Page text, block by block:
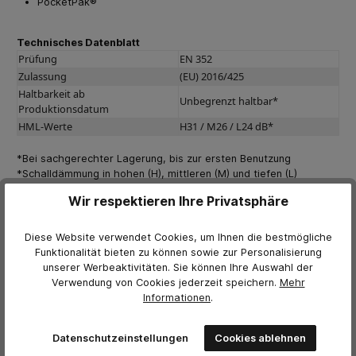
Technisches Datenblatt
Prüfung
EN 352
Zulassung
(EU) 2016/425
Haltbarkeit ab
Produktionsdatum
Unbegrenzt haltbar*
HML-Werte
H31 / M26 / L24 dB*
*Bei sachgerechter Lagerung, bis zur ersten Benutzung
*Schalldämmung in hohen (H), mittleren (M) und tiefen (L)
Weitere Herstellerinformationen
Lamellenstöpsel mit Luftpolsterspitze
30 dB (SNR) Schalldämmung
Abwaschbar und wiederverwendbar
Wir respektieren Ihre Privatsphäre
Diese Website verwendet Cookies, um Ihnen die bestmögliche
Funktionalität bieten zu können sowie zur Personalisierung
unserer Werbeaktivitäten. Sie können Ihre Auswahl der
Verwendung von Cookies jederzeit speichern. Mehr
Informationen.
Datenschutzeinstellungen Cookies ablehnen